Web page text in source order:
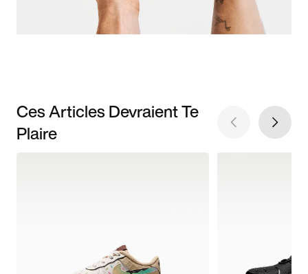
Ces Articles Devraient Te
Plaire